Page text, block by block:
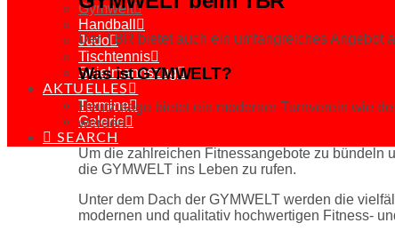
Gymwelt
Handball
Judo
Tischtennis
Spielmannszug
AKTUELLES
Termine
Galerie
SEARCH
Der TBR bietet auch ein umfangreiches Angebot
Was ist GYMWELT?
Heutzutage bietet ein moderner Turnverein wie
werden.
Um die zahlreichen Fitnessangebote zu bündeln
die GYMWELT ins Leben zu rufen.
Unter dem Dach der GYMWELT werden die
modernen und qualitativ hochwertigen Fitness-